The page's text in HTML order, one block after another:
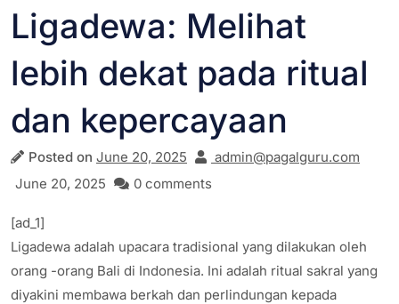
Ligadewa: Melihat
lebih dekat pada ritual
dan kepercayaan
Posted on June 20, 2025
admin@pagalguru.com
June 20, 2025
0 comments
[ad_1]
Ligadewa adalah upacara tradisional yang dilakukan oleh
orang -orang Bali di Indonesia. Ini adalah ritual sakral yang
diyakini membawa berkah dan perlindungan kepada